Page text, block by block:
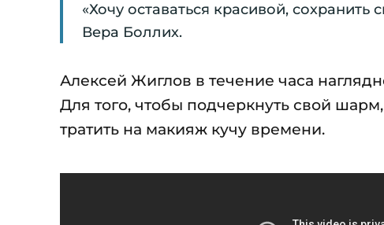
«Хочу оставаться красивой, сохранить
Вера Боллих.
Алексей Жиглов в течение часа
Для того, чтобы подчеркнуть свой
тратить на макияж кучу времени.